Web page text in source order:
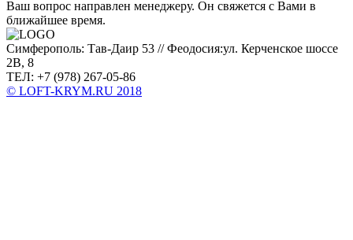
Ваш вопрос направлен менеджеру. Он свяжется с Вами в
ближайшее время.
Симферополь: Тав-Даир 53 // Феодосия:ул. Керченское шоссе
2В, 8
ТЕЛ: +7 (978) 267-05-86
© LOFT-KRYM.RU 2018